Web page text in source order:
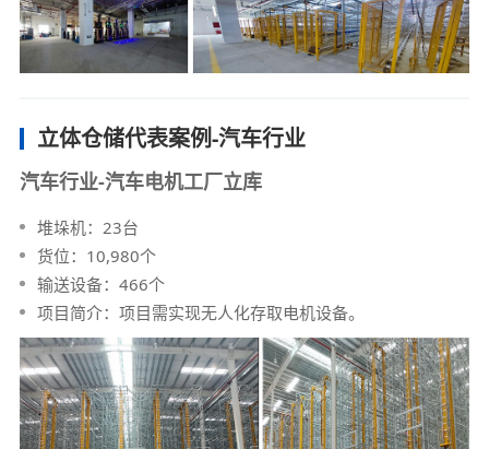
立体仓储代表案例-汽车行业
汽车行业-汽车电机工厂立库
堆垛机：23台
货位：10,980个
输送设备：466个
项目简介：项目需实现无人化存取电机设备。